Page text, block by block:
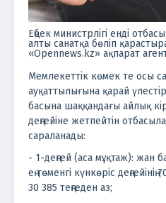
Еңбек министрлігі енді
алты санатқа бөліп
«Opennews.kz» ақпарат
Мемлекеттік көмек те осы
ауқаттылығына қарай
басына шаққандағы айлық
деңгейіне жетпейтін
сараланады:
- 1-деңгей (аса мұқтаж): жан
ең төменгі күнкөріс
30 385 теңгеден аз;